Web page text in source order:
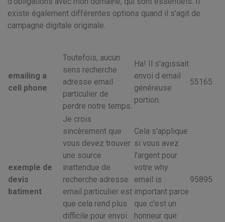
existe également différentes options quand il s'agit de
campagne digitale originale.
emailing a
cell phone
Toutefois, aucun
sens recherche
adresse email
particulier de
perdre notre temps.
Ha! Il s'agissait
envoi d email
généreuse
portion.
55165
exemple de
devis
batiment
Je crois
sincèrement que
vous devez trouver
une source
inattendue de
recherche adresse
email particulier est
que cela rend plus
difficile pour envoi
Cela s'applique
si vous avez
l'argent pour
votre why
email is
important parce
que c'est un
honneur que
95895